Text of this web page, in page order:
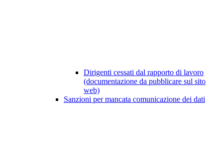
Dirigenti cessati dal rapporto di lavoro
(documentazione da pubblicare sul sito
web)
Sanzioni per mancata comunicazione dei dati